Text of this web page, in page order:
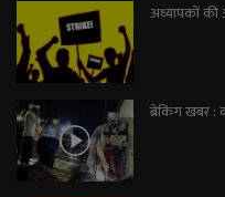
अध्यापकों की
ब्रेकिंग खबर :